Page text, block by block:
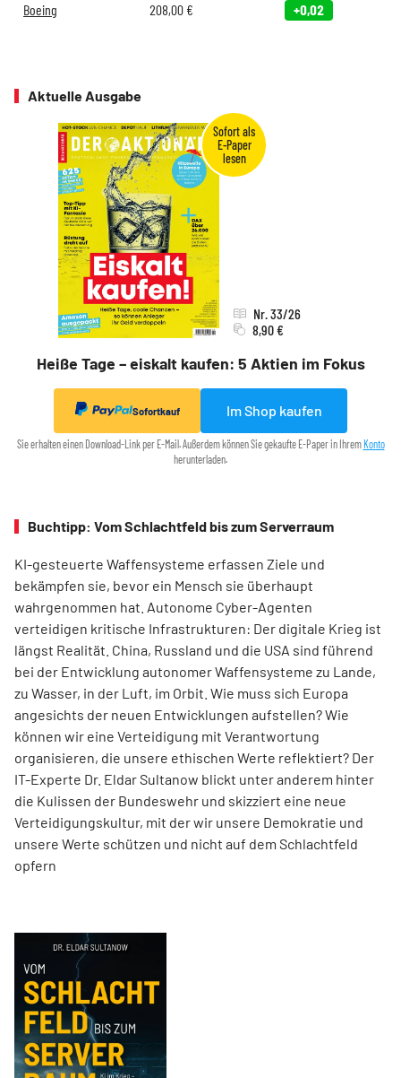
Boeing 208,00 € +0,02
Aktuelle Ausgabe
Heiße Tage – eiskalt kaufen: 5 Aktien im Fokus
Nr. 33/26
8,90 €
Sofortkauf Im Shop kaufen
Sie erhalten einen Download-Link per E-Mail. Außerdem können Sie gekaufte E-Paper in Ihrem Konto
herunterladen.
Buchtipp: Vom Schlachtfeld bis zum Serverraum
KI-gesteuerte Waffensysteme erfassen Ziele und
bekämpfen sie, bevor ein Mensch sie überhaupt
wahrgenommen hat. Autonome Cyber-Agenten
verteidigen kritische Infrastrukturen: Der digitale Krieg ist
längst Realität. China, Russland und die USA sind führend
bei der Entwicklung autonomer Waffensysteme zu Lande,
zu Wasser, in der Luft, im Orbit. Wie muss sich Europa
angesichts der neuen Entwicklungen aufstellen? Wie
können wir eine Verteidigung mit Verantwortung
organisieren, die unsere ethischen Werte reflektiert? Der
IT-Experte Dr. Eldar Sultanow blickt unter anderem hinter
die Kulissen der Bundeswehr und skizziert eine neue
Verteidigungskultur, mit der wir unsere Demokratie und
unsere Werte schützen und nicht auf dem Schlachtfeld
opfern